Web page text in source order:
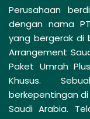
Perusahaan
dengan nama
yang bergerak di
Arrangement
Paket Umrah
Khusus.
berkepentingan
Saudi Arabia.